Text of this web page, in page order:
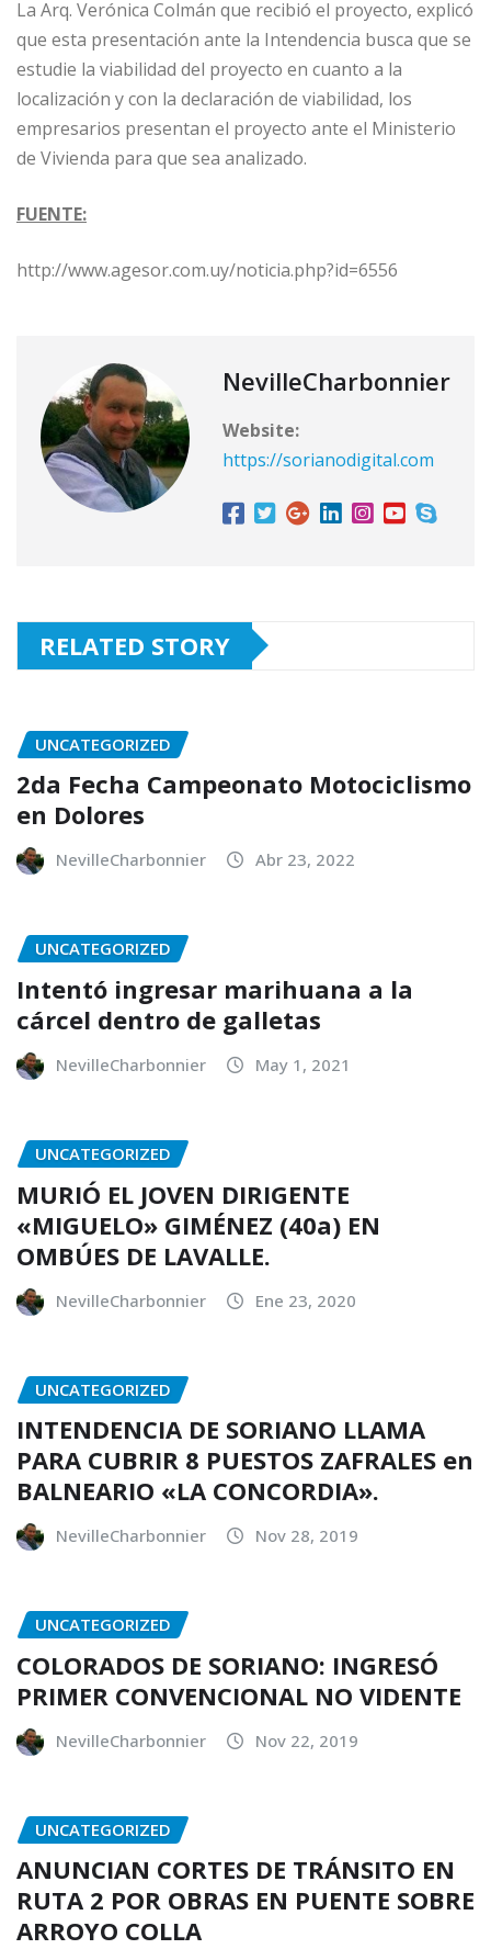
La Arq. Verónica Colmán que recibió el proyecto, explicó
que esta presentación ante la Intendencia busca que se
estudie la viabilidad del proyecto en cuanto a la
localización y con la declaración de viabilidad, los
empresarios presentan el proyecto ante el Ministerio
de Vivienda para que sea analizado.
FUENTE:
http://www.agesor.com.uy/noticia.php?id=6556
NevilleCharbonnier
Website:
https://sorianodigital.com
RELATED STORY
UNCATEGORIZED
2da Fecha Campeonato Motociclismo
en Dolores
NevilleCharbonnier Abr 23, 2022
UNCATEGORIZED
Intentó ingresar marihuana a la
cárcel dentro de galletas
NevilleCharbonnier May 1, 2021
UNCATEGORIZED
MURIÓ EL JOVEN DIRIGENTE
«MIGUELO» GIMÉNEZ (40a) EN
OMBÚES DE LAVALLE.
NevilleCharbonnier Ene 23, 2020
UNCATEGORIZED
INTENDENCIA DE SORIANO LLAMA
PARA CUBRIR 8 PUESTOS ZAFRALES en
BALNEARIO «LA CONCORDIA».
NevilleCharbonnier Nov 28, 2019
UNCATEGORIZED
COLORADOS DE SORIANO: INGRESÓ
PRIMER CONVENCIONAL NO VIDENTE
NevilleCharbonnier Nov 22, 2019
UNCATEGORIZED
ANUNCIAN CORTES DE TRÁNSITO EN
RUTA 2 POR OBRAS EN PUENTE SOBRE
ARROYO COLLA